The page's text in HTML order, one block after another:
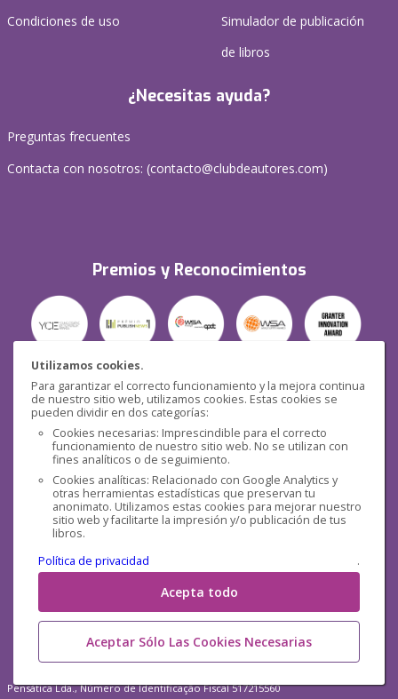
Utilizamos cookies.
Para garantizar el correcto funcionamiento y la mejora continua
de nuestro sitio web, utilizamos cookies. Estas cookies se
pueden dividir en dos categorías:
Cookies necesarias: Imprescindible para el correcto
funcionamiento de nuestro sitio web. No se utilizan con
fines analíticos o de seguimiento.
Cookies analíticas: Relacionado con Google Analytics y
otras herramientas estadísticas que preservan tu
anonimato. Utilizamos estas cookies para mejorar nuestro
sitio web y facilitarte la impresión y/o publicación de tus
libros.
Política de privacidad
.
Acepta todo
Aceptar Sólo Las Cookies Necesarias
Condiciones de uso
Simulador de publicación
de libros
¿Necesitas ayuda?
Preguntas frecuentes
Contacta con nosotros: (contacto@clubdeautores.com)
Premios y Reconocimientos
Seguridad
Redes sociales
Pensática Lda., Número de Identificação Fiscal 517215560